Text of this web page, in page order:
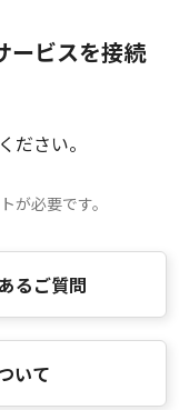
ビスを接続
ださい。
が必要です。
るご質問
いて